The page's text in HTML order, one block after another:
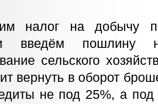
налог на добычу
пошлину
сельского
вернуть в оборот
не под 25%, а